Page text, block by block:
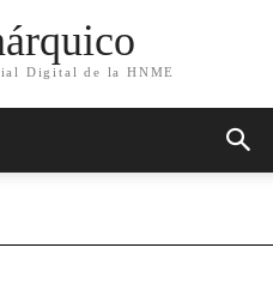
Digital de la HNME